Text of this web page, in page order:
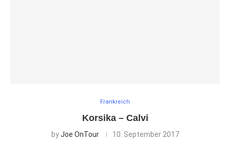
Frankreich
Korsika – Calvi
byJoe OnTour 10. September 2017